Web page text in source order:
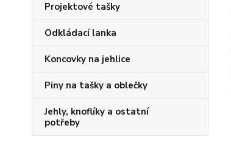
Projektové tašky
Odkládací lanka
Koncovky na jehlice
Piny na tašky a oblečky
Jehly, knoflíky a ostatní
potřeby